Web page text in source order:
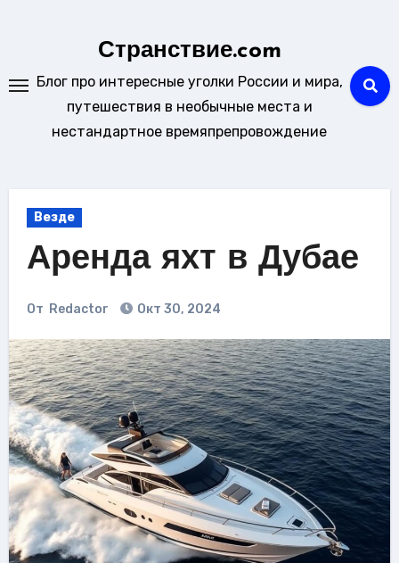
Странствие.com
Блог про интересные уголки России и мира,
путешествия в необычные места и
нестандартное времяпрепровождение
Везде
Аренда яхт в Дубае
От Redactor Окт 30, 2024